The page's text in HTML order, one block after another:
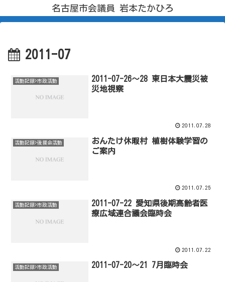
名古屋市会議員 岩本たかひろ
2011-07
活動記録>市政活動
2011-07-26～28 東日本大震災被
災地視察
2011.07.28
活動記録>後援会活動
おんたけ休暇村 植樹体験学習の
ご案内
2011.07.25
活動記録>市政活動
2011-07-22 愛知県後期高齢者医
療広域連合議会臨時会
2011.07.22
活動記録>市政活動 2011-07-20～21 7月臨時会